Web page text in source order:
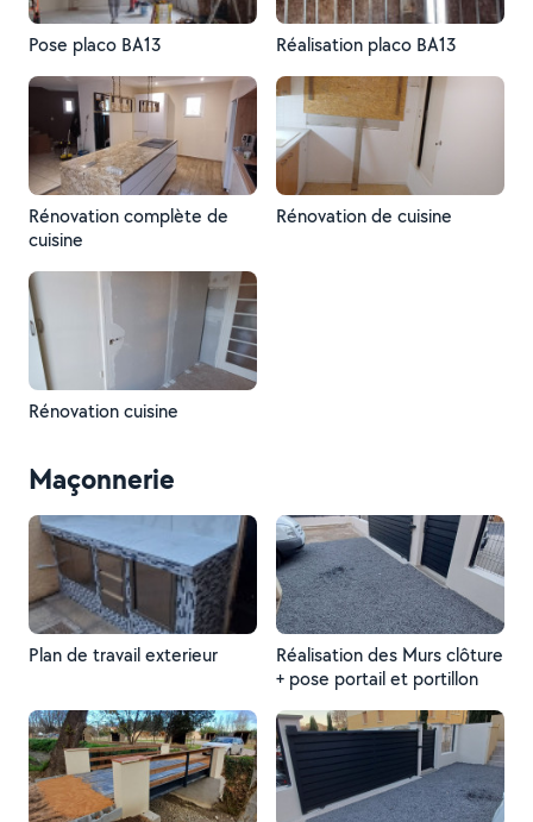
Pose placo BA13 Réalisation placo BA13
Rénovation complète de
cuisine
Rénovation de cuisine
Rénovation cuisine
Maçonnerie
Plan de travail exterieur
Réalisation des Murs clôture
+ pose portail et portillon